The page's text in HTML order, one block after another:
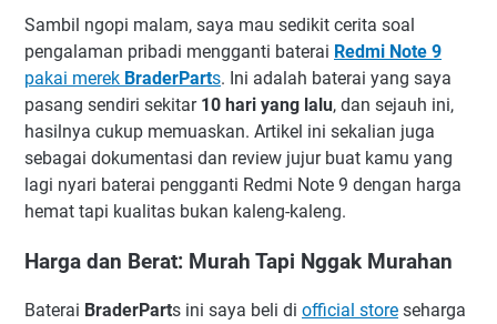
Sambil ngopi malam, saya mau sedikit cerita soal
pengalaman pribadi mengganti baterai Redmi Note 9
pakai merek BraderParts. Ini adalah baterai yang saya
pasang sendiri sekitar 10 hari yang lalu, dan sejauh ini,
hasilnya cukup memuaskan. Artikel ini sekalian juga
sebagai dokumentasi dan review jujur buat kamu yang
lagi nyari baterai pengganti Redmi Note 9 dengan harga
hemat tapi kualitas bukan kaleng-kaleng.
Harga dan Berat: Murah Tapi Nggak Murahan
Baterai BraderParts ini saya beli di official store seharga